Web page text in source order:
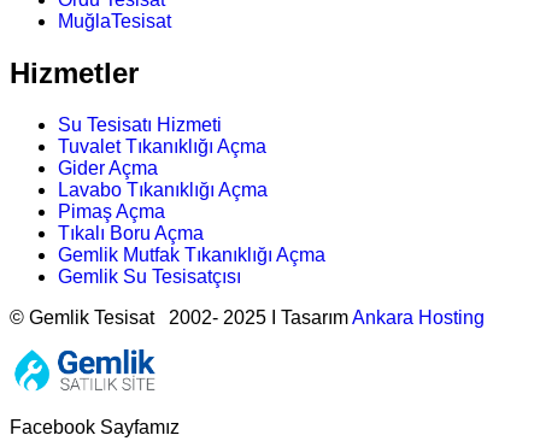
MuğlaTesisat
Hizmetler
Su Tesisatı Hizmeti
Tuvalet Tıkanıklığı Açma
Gider Açma
Lavabo Tıkanıklığı Açma
Pimaş Açma
Tıkalı Boru Açma
Gemlik Mutfak Tıkanıklığı Açma
Gemlik Su Tesisatçısı
© Gemlik Tesisat 2002- 2025 I TasarımAnkara Hosting
Facebook Sayfamız